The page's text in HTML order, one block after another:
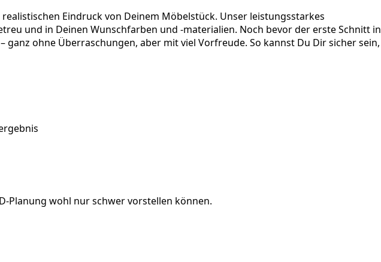
Eindruck von Deinem Möbelstück. Unser leistungsstarkes
und in Deinen Wunschfarben und -materialien. Noch bevor der erste Schnitt in
ohne Überraschungen, aber mit viel Vorfreude. So kannst Du Dir sicher sein,
Planung wohl nur schwer vorstellen können.